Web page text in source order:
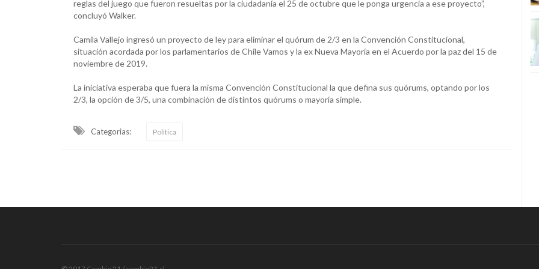
reglas del juego que fueron resueltas por la ciudadanía el 25 de octubre que le ponga urgencia a ese proyecto”,
concluyó Walker.
Camila Vallejo ingresó un proyecto de ley para eliminar el quórum de 2/3 en la Convención Constitucional,
situación acordada por los parlamentarios de Chile Vamos y la ex Nueva Mayoría en el Acuerdo por la paz del 15 de
noviembre de 2019.
La iniciativa esperaba que fuera la misma Convención Constitucional la que defina sus quórums, optando por los
2/3, la opción de 3/5, una combinación de distintos quórums o mayoría simple.
Categorias: Política